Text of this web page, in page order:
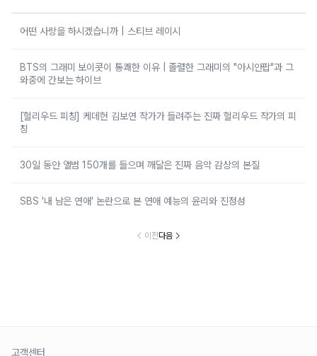
어떤 사랑을 하시겠습니까 | 스티브 레이시
BTS의 그래미 보이콧이 통쾌한 이유 | 졸렬한 그래미의 "아시안팝"과 그
와중에 간보는 하이브
[헐리우드 피칭] 케데헌 김보연 작가가 들려주는 진짜 헐리우드 작가의 피
칭
30일 동안 앨범 150개를 들으며 깨달은 진짜 음악 감상의 본질
SBS '내 남은 연애' 논란으로 본 연애 예능의 윤리와 진정성
이전다음
고객센터